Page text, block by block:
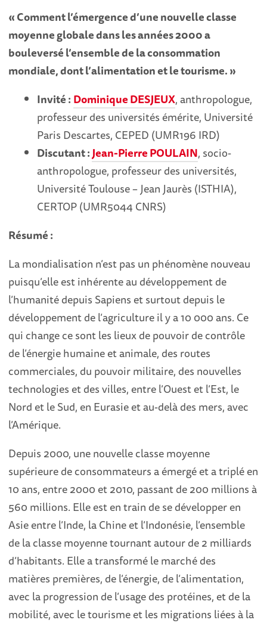
« Comment l’émergence d’une nouvelle classe
moyenne globale dans les années 2000 a
bouleversé l’ensemble de la consommation
mondiale, dont l’alimentation et le tourisme. »
Invité : Dominique DESJEUX, anthropologue,
professeur des universités émérite, Université
Paris Descartes, CEPED (UMR196 IRD)
Discutant :Jean-Pierre POULAIN, socio-
anthropologue, professeur des universités,
Université Toulouse – Jean Jaurès (ISTHIA),
CERTOP (UMR5044 CNRS)
Résumé :
La mondialisation n’est pas un phénomène nouveau
puisqu’elle est inhérente au développement de
l’humanité depuis Sapiens et surtout depuis le
développement de l’agriculture il y a 10 000 ans. Ce
qui change ce sont les lieux de pouvoir de contrôle
de l’énergie humaine et animale, des routes
commerciales, du pouvoir militaire, des nouvelles
technologies et des villes, entre l’Ouest et l’Est, le
Nord et le Sud, en Eurasie et au-delà des mers, avec
l’Amérique.
Depuis 2000, une nouvelle classe moyenne
supérieure de consommateurs a émergé et a triplé en
10 ans, entre 2000 et 2010, passant de 200 millions à
560 millions. Elle est en train de se développer en
Asie entre l’Inde, la Chine et l’Indonésie, l’ensemble
de la classe moyenne tournant autour de 2 milliards
d’habitants. Elle a transformé le marché des
matières premières, de l’énergie, de l’alimentation,
avec la progression de l’usage des protéines, et de la
mobilité, avec le tourisme et les migrations liées à la